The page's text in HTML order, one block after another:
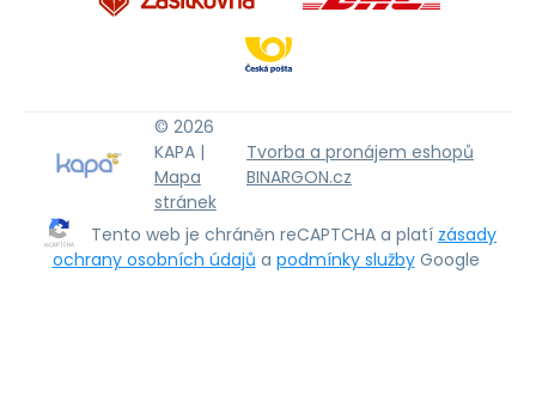
© 2026
KAPA |
Mapa
stránek
Tvorba a pronájem eshopů
BINARGON.cz
Tento web je chráněn reCAPTCHA a platí zásady
ochrany osobních údajů a podmínky služby Google